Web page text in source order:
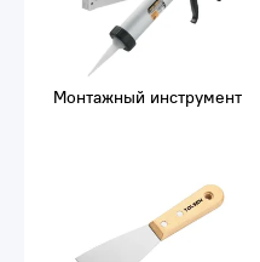
Монтажный инструмент